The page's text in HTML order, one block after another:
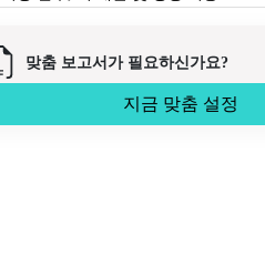
시장 역학
시장 Segmentation
맞춤 보고서가 필요하신가요?
지금 맞춤 설정